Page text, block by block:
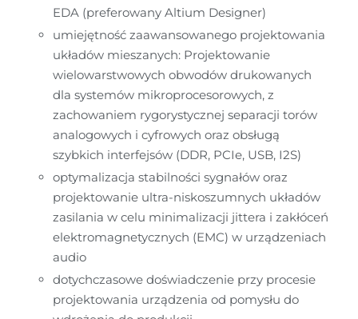
EDA (preferowany Altium Designer)
umiejętność zaawansowanego projektowania
układów mieszanych: Projektowanie
wielowarstwowych obwodów drukowanych
dla systemów mikroprocesorowych, z
zachowaniem rygorystycznej separacji torów
analogowych i cyfrowych oraz obsługą
szybkich interfejsów (DDR, PCIe, USB, I2S)
optymalizacja stabilności sygnałów oraz
projektowanie ultra-niskoszumnych układów
zasilania w celu minimalizacji jittera i zakłóceń
elektromagnetycznych (EMC) w urządzeniach
audio
dotychczasowe doświadczenie przy procesie
projektowania urządzenia od pomysłu do